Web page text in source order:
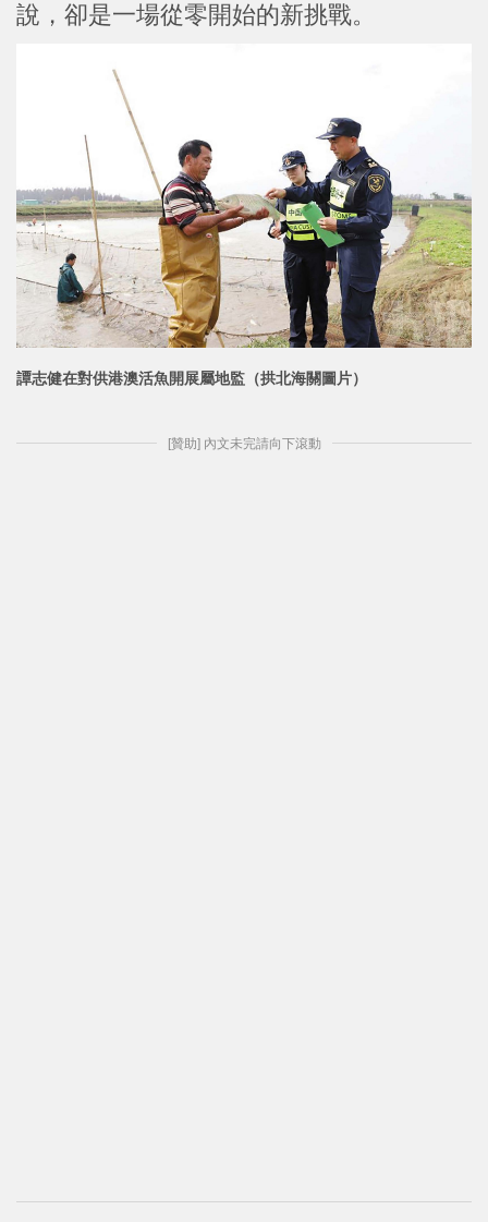
說，卻是一場從零開始的新挑戰。
譚志健在對供港澳活魚開展屬地監（拱北海關圖片）
[贊助] 內文未完請向下滾動